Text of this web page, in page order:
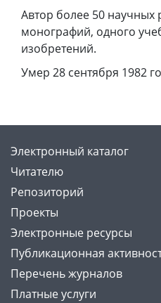
Автор более 50 научных
монографий, одного
изобретений.
Умер 28 сентября 1982
Электронный каталог
Читателю
Репозиторий
Проекты
Электронные ресурсы
Публикационная
Перечень журналов
Платные услуги